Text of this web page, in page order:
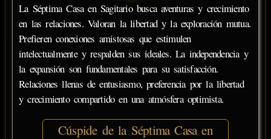
La Séptima Casa en Sagitario busca aventuras y crecimiento
en las relaciones. Valoran la libertad y la exploración mutua.
Prefieren conexiones amistosas que estimulen
intelectualmente y respalden sus ideales. La independencia y
la expansión son fundamentales para su satisfacción.
Relaciones llenas de entusiasmo, preferencia por la libertad
y crecimiento compartido en una atmósfera optimista.
Cúspide de la Séptima Casa en